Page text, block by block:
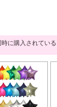
時に購入されてい